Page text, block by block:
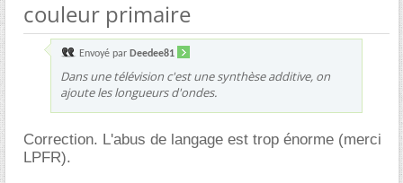
couleur primaire
Envoyé par Deedee81
Dans une télévision c'est une synthèseadditive, on
ajoute les longueurs d'ondes.
Correction. L'abus de langage est trop énorme (merci
LPFR).